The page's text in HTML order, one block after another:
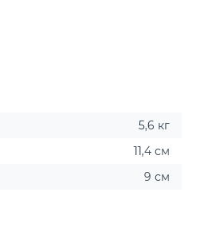
5,6 кг
11,4 см
9 см